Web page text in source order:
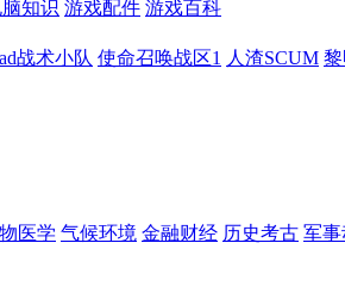
知识 游戏配件 游戏百科
战术小队 使命召唤战区1 人渣SCUM
医学 气候环境 金融财经 历史考古 军